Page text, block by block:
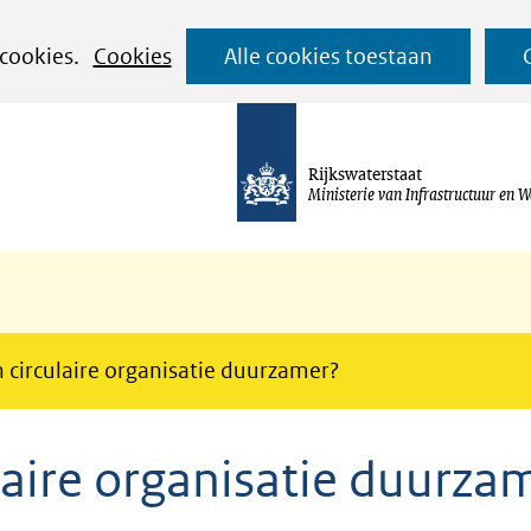
Cookies
Alle cookies toestaan
Ga
naar
de
Rijkswaterstaat
Ministerie van Infrastructuur en
circulaire organisatie duurzamer?
organisatie